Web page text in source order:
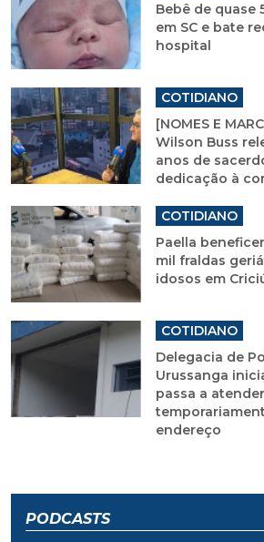
Bebê de quase
em SC e bate
hospital
COTIDIANO
[NOMES E
Wilson Buss
anos de
dedicação à
COTIDIANO
Paella
mil fraldas
idosos em
COTIDIANO
Delegacia de
Urussanga
passa a atender
endereço
PODCASTS